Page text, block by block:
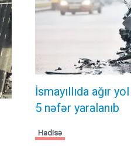
İsmayıllıda ağır
5 nəfər yaralanıb
Hadisə